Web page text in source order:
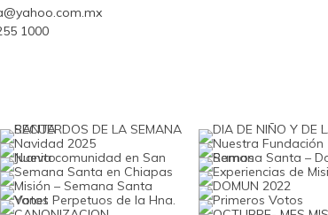
1000